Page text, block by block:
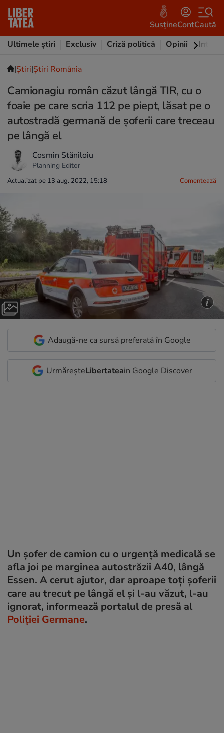
SusțineContCaută
Ultimele știri
Exclusiv Criză politică Opinii
|Ştiri|Știri România
Camionagiu român căzut lângă TIR, cu o
foaie pe care scria 112 pe piept, lăsat pe o
autostradă germană de șoferii care treceau
pe lângă el
Cosmin Stăniloiu
Planning Editor
Actualizat pe 13 aug. 2022, 15:18 Comentează
Adaugă-ne ca sursă preferată în Google
UrmăreșteLibertateain Google Discover
Un șofer de camion cu o urgență medicală se
afla joi pe marginea autostrăzii A40, lângă
Essen. A cerut ajutor, dar aproape toți șoferii
care au trecut pe lângă el și l-au văzut, l-au
ignorat, informează portalul de presă al
Poliției Germane.